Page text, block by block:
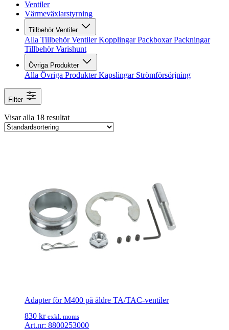
Ventiler
Värmeväxlarstyrning
Tillbehör Ventiler
Alla Tillbehör VentilerKopplingarPackboxarPackningar
Tillbehör Varishunt
Övriga Produkter
Alla Övriga ProdukterKapslingar Strömförsörjning
Filter
Varumärken
Controlli
Visar alla 18 resultat
Adapter för M400 på äldre TA/TAC-ventiler
830 kr exkl. moms
Art.nr: 8800253000